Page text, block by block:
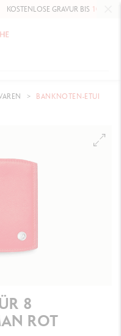
KOSTENLOSE GRAVUR BIS 10. MAI
BANKNOTEN-ETUI
8
ROT